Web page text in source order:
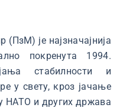
је најзначајнија
покренута 1994.
стабилности и
у свету, кроз јачање
НАТО и других држава